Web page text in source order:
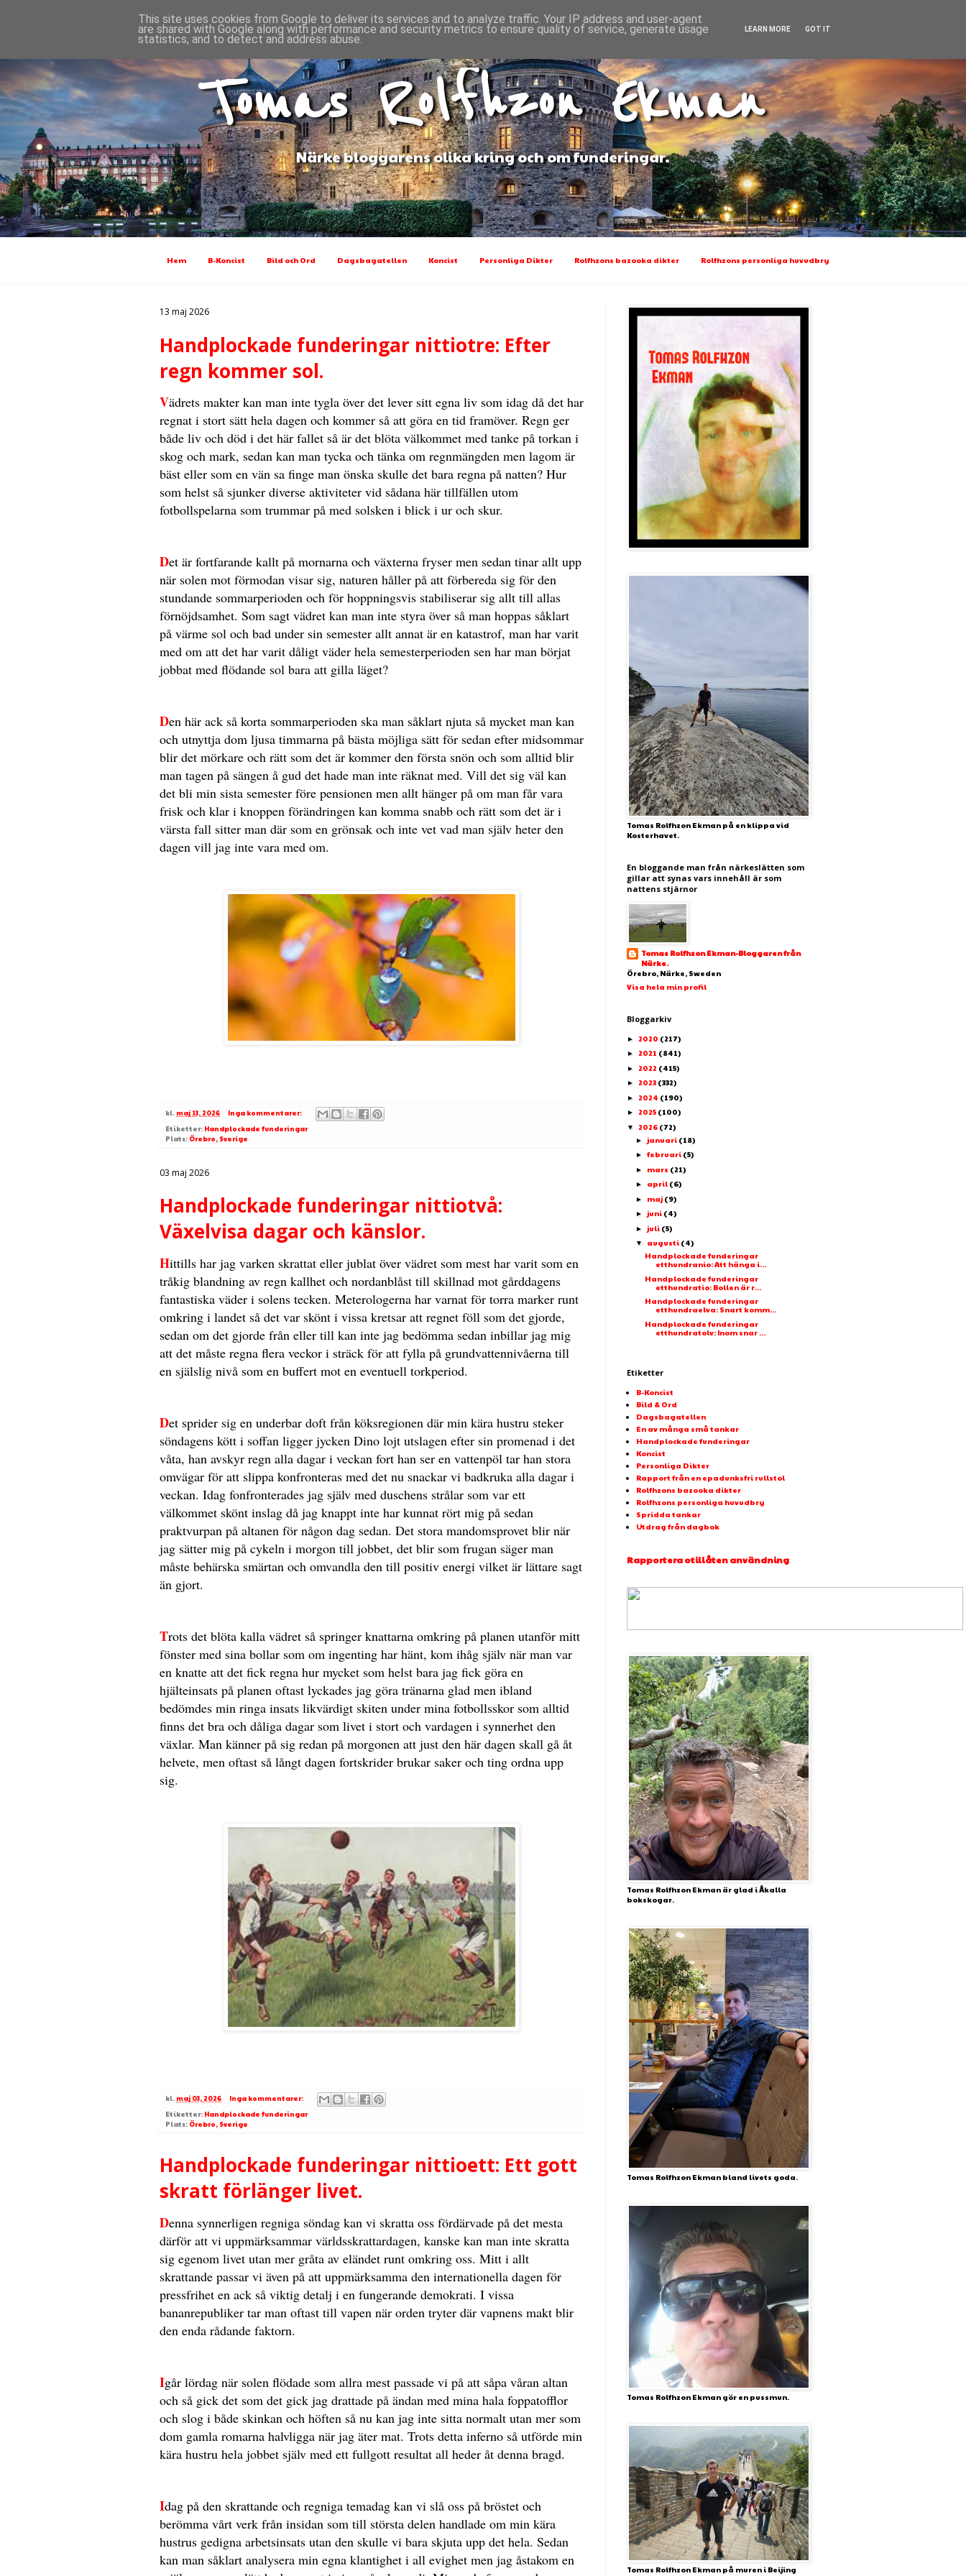
Tomas Rolfhzon Ekman
Närke bloggarens olika kring och om funderingar.
Hem B-Koncist Bild och Ord Dagsbagatellen Koncist Personliga Dikter Rolfhzons bazooka dikter Rolfhzons personliga huvudbry
13 maj 2026
Handplockade funderingar nittiotre: Efter
regn kommer sol.
Vädrets makter kan man inte tygla över det lever sitt egna liv som idag då det har
regnat i stort sätt hela dagen och kommer så att göra en tid framöver. Regn ger
både liv och död i det här fallet så är det blöta välkommet med tanke på torkan i
skog och mark, sedan kan man tycka och tänka om regnmängden men lagom är
bäst eller som en vän sa finge man önska skulle det bara regna på natten? Hur
som helst så sjunker diverse aktiviteter vid sådana här tillfällen utom
fotbollspelarna som trummar på med solsken i blick i ur och skur.
Det är fortfarande kallt på mornarna och växterna fryser men sedan tinar allt upp
när solen mot förmodan visar sig, naturen håller på att förbereda sig för den
stundande sommarperioden och för hoppningsvis stabiliserar sig allt till allas
förnöjdsamhet. Som sagt vädret kan man inte styra över så man hoppas såklart
på värme sol och bad under sin semester allt annat är en katastrof, man har varit
med om att det har varit dåligt väder hela semesterperioden sen har man börjat
jobbat med flödande sol bara att gilla läget?
Den här ack så korta sommarperioden ska man såklart njuta så mycket man kan
och utnyttja dom ljusa timmarna på bästa möjliga sätt för sedan efter midsommar
blir det mörkare och rätt som det är kommer den första snön och som alltid blir
man tagen på sängen å gud det hade man inte räknat med. Vill det sig väl kan
det bli min sista semester före pensionen men allt hänger på om man får vara
frisk och klar i knoppen förändringen kan komma snabb och rätt som det är i
värsta fall sitter man där som en grönsak och inte vet vad man själv heter den
dagen vill jag inte vara med om.
kl. maj 13, 2026
Inga kommentarer:
Etiketter: Handplockade funderingar
Plats: Örebro, Sverige
03 maj 2026
Handplockade funderingar nittiotvå:
Växelvisa dagar och känslor.
Hittills har jag varken skrattat eller jublat över vädret som mest har varit som en
tråkig blandning av regn kallhet och nordanblåst till skillnad mot gårddagens
fantastiska väder i solens tecken. Meterologerna har varnat för torra marker runt
omkring i landet så det var skönt i vissa kretsar att regnet föll som det gjorde,
sedan om det gjorde från eller till kan inte jag bedömma sedan inbillar jag mig
att det måste regna flera veckor i sträck för att fylla på grundvattennivåerna till
en själslig nivå som en buffert mot en eventuell torkperiod.
Det sprider sig en underbar doft från köksregionen där min kära hustru steker
söndagens kött i soffan ligger jycken Dino lojt utslagen efter sin promenad i det
våta, han avskyr regn alla dagar i veckan fort han ser en vattenpöl tar han stora
omvägar för att slippa konfronteras med det nu snackar vi badkruka alla dagar i
veckan. Idag fonfronterades jag själv med duschens strålar som var ett
välkommet skönt inslag då jag knappt inte har kunnat rört mig på sedan
praktvurpan på altanen för någon dag sedan. Det stora mandomsprovet blir när
jag sätter mig på cykeln i morgon till jobbet, det blir som frugan säger man
måste behärska smärtan och omvandla den till positiv energi vilket är lättare sagt
än gjort.
Trots det blöta kalla vädret så springer knattarna omkring på planen utanför mitt
fönster med sina bollar som om ingenting har hänt, kom ihåg själv när man var
en knatte att det fick regna hur mycket som helst bara jag fick göra en
hjälteinsats på planen oftast lyckades jag göra tränarna glad men ibland
bedömdes min ringa insats likvärdigt skiten under mina fotbollsskor som alltid
finns det bra och dåliga dagar som livet i stort och vardagen i synnerhet den
växlar. Man känner på sig redan på morgonen att just den här dagen skall gå åt
helvete, men oftast så långt dagen fortskrider brukar saker och ting ordna upp
sig.
kl. maj 03, 2026
Inga kommentarer:
Etiketter: Handplockade funderingar
Plats: Örebro, Sverige
Handplockade funderingar nittioett: Ett gott
skratt förlänger livet.
Denna synnerligen regniga söndag kan vi skratta oss fördärvade på det mesta
därför att vi uppmärksammar världsskrattardagen, kanske kan man inte skratta
sig egenom livet utan mer gråta av eländet runt omkring oss. Mitt i allt
skrattande passar vi även på att uppmärksamma den internationella dagen för
pressfrihet en ack så viktig detalj i en fungerande demokrati. I vissa
bananrepubliker tar man oftast till vapen när orden tryter där vapnens makt blir
den enda rådande faktorn.
Igår lördag när solen flödade som allra mest passade vi på att såpa våran altan
och så gick det som det gick jag drattade på ändan med mina hala foppatofflor
och slog i både skinkan och höften så nu kan jag inte sitta normalt utan mer som
dom gamla romarna halvligga när jag äter mat. Trots detta inferno så utförde min
kära hustru hela jobbet själv med ett fullgott resultat all heder åt denna bragd.
Idag på den skrattande och regniga temadag kan vi slå oss på bröstet och
berömma vårt verk från insidan som till största delen handlade om min kära
hustrus gedigna arbetsinsats utan den skulle vi bara skjuta upp det hela. Sedan
kan man såklart analysera min egna klantighet i all evighet men jag åstakom en
Tomas Rolfhzon Ekman på en klippa vid
Kosterhavet.
En bloggande man från närkeslätten som
gillar att synas vars innehåll är som
nattens stjärnor
Tomas Rolfhzon Ekman-Bloggaren från
Närke.
Örebro, Närke, Sweden
Visa hela min profil
Bloggarkiv
► 2020 (217)
► 2021 (841)
► 2022 (415)
► 2023 (332)
► 2024 (190)
► 2025 (100)
▼ 2026 (72)
► januari (18)
► februari (5)
► mars (21)
► april (6)
► maj (9)
► juni (4)
► juli (5)
▼ augusti (4)
Handplockade funderingar
etthundranio: Att hänga i...
Handplockade funderingar
etthundratio: Bollen är r...
Handplockade funderingar
etthundraelva: Snart komm...
Handplockade funderingar
etthundratolv: Inom snar ...
Etiketter
B-Koncist
Bild & Ord
Dagsbagatellen
En av många små tankar
Handplockade funderingar
Koncist
Personliga Dikter
Rapport från en epadunksfri rullstol
Rolfhzons bazooka dikter
Rolfhzons personliga huvudbry
Spridda tankar
Utdrag från dagbok
Rapportera otillåten användning
Tomas Rolfhzon Ekman är glad i Åkalla
bokskogar.
Tomas Rolfhzon Ekman bland livets goda.
Tomas Rolfhzon Ekman gör en pussmun.
Tomas Rolfhzon Ekman på muren i Beijing
This site uses cookies from Google to deliver its services and to analyze traffic. Your IP address and user-agent
are shared with Google along with performance and security metrics to ensure quality of service, generate usage
statistics, and to detect and address abuse.
LEARN MORE GOT IT